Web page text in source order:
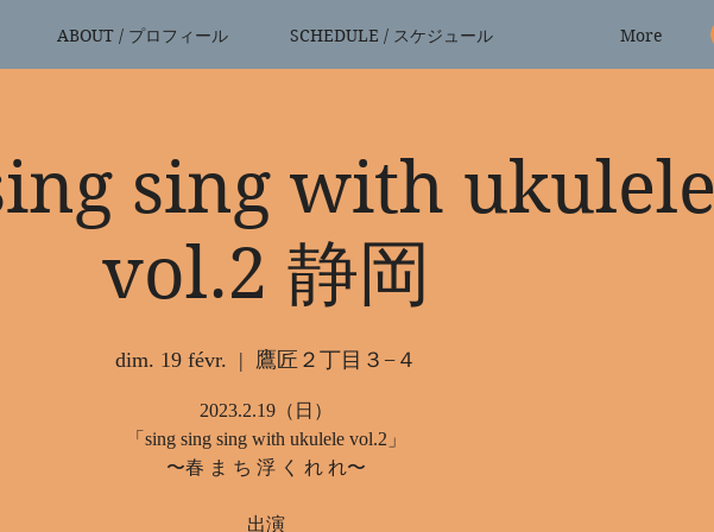
ABOUT / プロフィール SCHEDULE / スケジュール More
sing with ukulele
vol.2 静岡
dim. 19 févr.
  |
鷹匠２丁目３−４
2023.2.19（日）
「sing sing sing with ukulele vol.2」
〜春 ま ち 浮 く れ れ〜
出演